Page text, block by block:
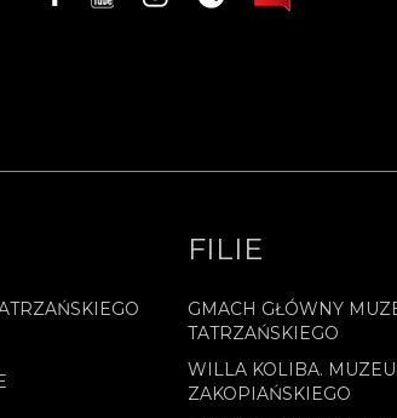
FILIE
GMACH GŁÓWNY
TATRZAŃSKIEGO
WILLA KOLIBA.
ZAKOPIAŃSKIEGO